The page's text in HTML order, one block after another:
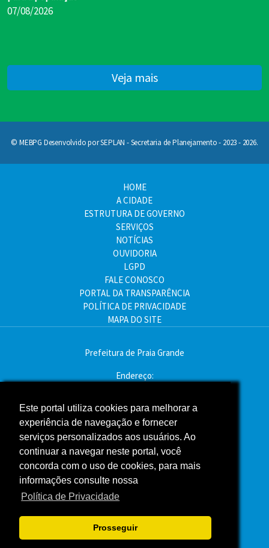
Este portal utiliza cookies para melhorar a
experiência de navegação e fornecer
serviços personalizados aos usuários. Ao
continuar a navegar neste portal, você
concorda com o uso de cookies, para mais
informações consulte nossa
Política de Privacidade
Prosseguir
07/08/2026
Veja mais
© MEBPG Desenvolvido por SEPLAN - Secretaria de Planejamento - 2023 - 2026.
HOME
A CIDADE
ESTRUTURA DE GOVERNO
SERVIÇOS
NOTÍCIAS
OUVIDORIA
LGPD
FALE CONOSCO
PORTAL DA TRANSPARÊNCIA
POLÍTICA DE PRIVACIDADE
MAPA DO SITE
Prefeitura de Praia Grande
Endereço:
CEP: 11704-900
Telefone:(13) 3496-2000
Atendimento: segunda a sexta - das 9h às 16h
Assessoria de Imprensa
ACOMPANHE A PREFEITURA NAS REDES SOCIAIS